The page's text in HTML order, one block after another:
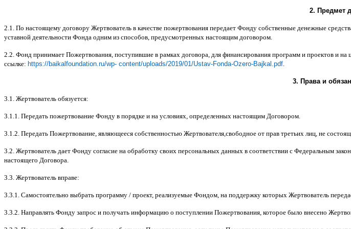
2. Предмет
2.1. По настоящему договору Жертвователь в качестве пожертвования передает Фонду собственные денежные
уставной деятельности Фонда одним из способов предусмотренных настоящим договором
2.2. Фонд принимает Пожертвования поступившие в рамках договора для финансирования программ и проектов и на
ссылке: https://baikalfoundation.ru/wp- content/uploads/2019/01/Ustav-Fonda-Ozero-Bajkal.pdf
3. Права и
3.1. Жертвователь обязуется:
3.1.1. Передать пожертвование Фонду в порядке и на условиях определенных настоящим Договором
3.1.2. Передать Пожертвование являющееся собственностью Жертвователя свободное от прав третьих лиц не
3.2. Жертвователь дает Фонду согласие на обработку своих персональных данных в соответствии с Федеральным
настоящего Договора
3.3. Жертвователь вправе:
3.3.1. Самостоятельно выбрать программу / проект, реализуемые Фондом на поддержку которых Жертвователь
3.3.2. Направлять Фонду запрос и получать информацию о поступлении Пожертвования которое было внесено